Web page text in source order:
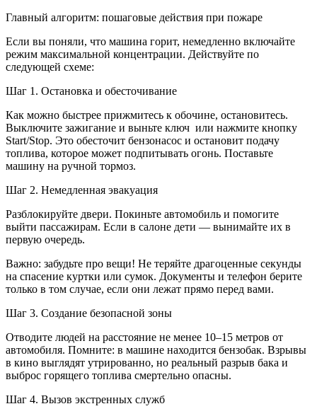
Главный алгоритм: пошаговые действия при пожаре
Если вы поняли, что машина горит, немедленно включайте
режим максимальной концентрации. Действуйте по
следующей схеме:
Шаг 1. Остановка и обесточивание
Как можно быстрее прижмитесь к обочине, остановитесь.
Выключите зажигание и выньте ключ или нажмите кнопку
Start/Stop. Это обесточит бензонасос и остановит подачу
топлива, которое может подпитывать огонь. Поставьте
машину на ручной тормоз.
Шаг 2. Немедленная эвакуация
Разблокируйте двери. Покиньте автомобиль и помогите
выйти пассажирам. Если в салоне дети — вынимайте их в
первую очередь.
Важно: забудьте про вещи! Не теряйте драгоценные секунды
на спасение куртки или сумок. Документы и телефон берите
только в том случае, если они лежат прямо перед вами.
Шаг 3. Создание безопасной зоны
Отводите людей на расстояние не менее 10–15 метров от
автомобиля. Помните: в машине находится бензобак. Взрывы
в кино выглядят утрированно, но реальный разрыв бака и
выброс горящего топлива смертельно опасны.
Шаг 4. Вызов экстренных служб